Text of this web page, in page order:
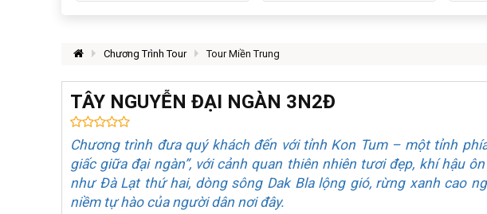
Chương Trình Tour Tour Miền Trung
TÂY NGUYỄN ĐẠI NGÀN 3N2Đ
Chương trình đưa quý khách đến với tỉnh Kon Tum – một tỉnh
giấc giữa đại ngàn”, với cảnh quan thiên nhiên tươi đẹp, khí hậu
như Đà Lạt thứ hai, dòng sông Dak Bla lộng gió, rừng xanh cao
niềm tự hào của người dân nơi đây.